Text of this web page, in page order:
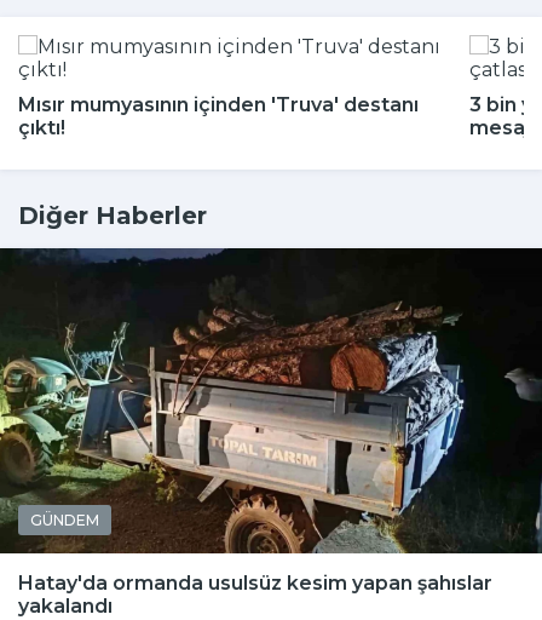
Mısır mumyasının içinden 'Truva' destanı
çıktı!
3 bin
mesajı
Diğer Haberler
GÜNDEM
Hatay'da ormanda usulsüz kesim yapan şahıslar
yakalandı